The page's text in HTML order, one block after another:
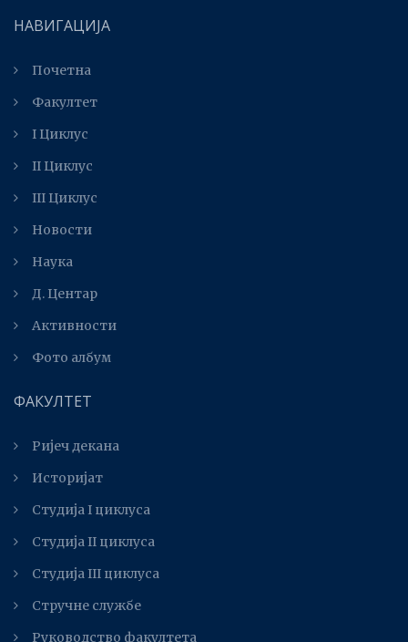
НАВИГАЦИЈА
Почетна
Факултет
I Циклус
II Циклус
III Циклус
Новости
Наука
Д. Центар
Активности
Фото албум
ФАКУЛТЕТ
Ријеч декана
Историјат
Студија I циклуса
Студија II циклуса
Студијa III циклуса
Стручне службе
Руководство факултета